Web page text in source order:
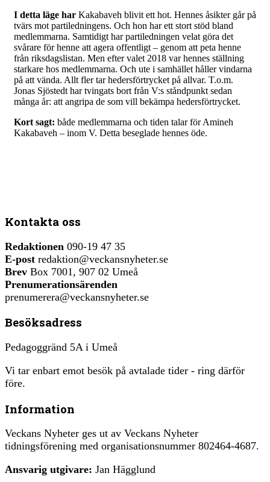
I detta läge har Kakabaveh blivit ett hot. Hennes åsikter går på
tvärs mot partiledningens. Och hon har ett stort stöd bland
medlemmarna. Samtidigt har partiledningen velat göra det
svårare för henne att agera offentligt – genom att peta henne
från riksdagslistan. Men efter valet 2018 var hennes ställning
starkare hos medlemmarna. Och ute i samhället håller vindarna
på att vända. Allt fler tar hedersförtrycket på allvar. T.o.m.
Jonas Sjöstedt har tvingats bort från V:s ståndpunkt sedan
många år: att angripa de som vill bekämpa hedersförtrycket.
Kort sagt: både medlemmarna och tiden talar för Amineh
Kakabaveh – inom V. Detta beseglade hennes öde.
Kontakta oss
Redaktionen 090-19 47 35
E-post redaktion@veckansnyheter.se
Brev Box 7001, 907 02 Umeå
Prenumerationsärenden
prenumerera@veckansnyheter.se
Besöksadress
Pedagoggränd 5A i Umeå
Vi tar enbart emot besök på avtalade tider - ring därför
före.
Information
Veckans Nyheter ges ut av Veckans Nyheter
tidningsförening med organisationsnummer 802464-4687.
Ansvarig utgivare: Jan Hägglund